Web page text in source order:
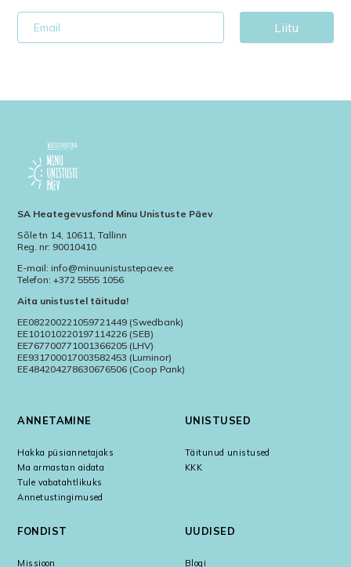
Liitu
SA Heategevusfond Minu Unistuste Päev
Sõle tn 14, 10611, Tallinn
Reg. nr: 90010410
E-mail: info@minuunistustepaev.ee
Telefon: +372 5555 1056
Aita unistustel täituda!
EE082200221059721449 (Swedbank)
EE101010220197114226 (SEB)
EE767700771001366205 (LHV)
EE931700017003582453 (Luminor)
EE484204278630676506 (Coop Pank)
ANNETAMINE
Hakka püsiannetajaks
Ma armastan aidata
Tule vabatahtlikuks
Annetustingimused
UNISTUSED
Täitunud unistused
KKK
FONDIST
Missioon
UUDISED
Blogi